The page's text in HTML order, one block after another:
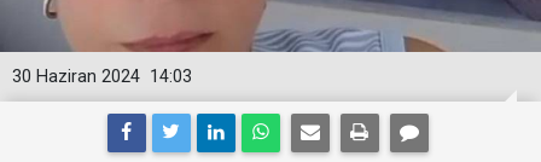
14:03
30 Haziran 2024